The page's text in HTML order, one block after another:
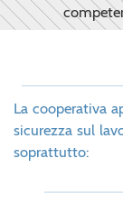
La cooperativa
sicurezza sul
soprattutto: